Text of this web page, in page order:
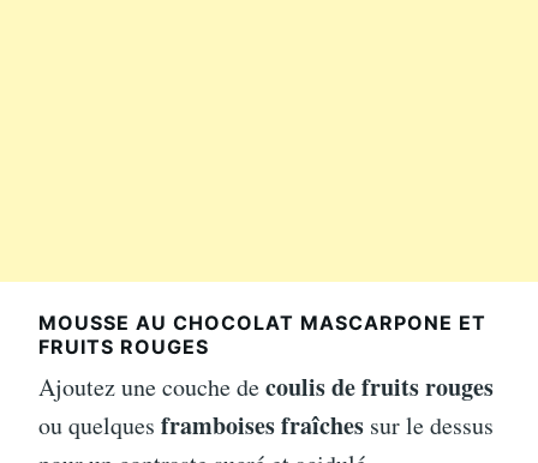
MOUSSE AU CHOCOLAT MASCARPONE ET
FRUITS ROUGES
Ajoutez une couche decoulis de fruits rouges
ou quelques framboises fraîches sur le dessus